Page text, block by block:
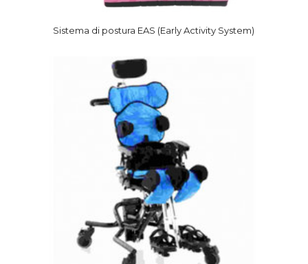
Sistema di postura EAS (Early Activity System)